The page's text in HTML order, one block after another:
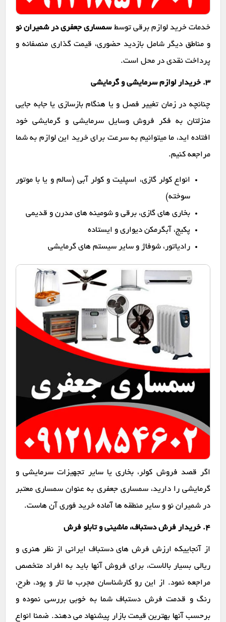
خدمات خرید لوازم برقی توسطسمساری جعفری در شمیران نو
و مناطق دیگر شامل بازدید حضوری، قیمت گذاری منصفانه و
پرداخت نقدی در محل است.
۳. خریدار لوازم سرمایشی و گرمایشی
چنانچه در زمان تغییر فصل و یا هنگام بازسازی یا جابه جایی
منزلتان به فکر فروش وسایل سرمایشی و گرمایشی خود
افتاده اید، ما میتوانیم به سرعت برای خرید این لوازم به شما
مراجعه کنیم.
انواع کولر گازی، اسپلیت و کولر آبی (سالم و یا با موتور
سوخته)
بخاری های گازی، برقی و شومینه های مدرن و قدیمی
پکیج، آبگرمکن دیواری و ایستاده
رادیاتور، شوفاژ و سایر سیستم های گرمایشی
اگر قصد فروش کولر، بخاری یا سایر تجهیزات سرمایشی و
گرمایشی را دارید، سمساری جعفری به عنوان سمساری معتبر
در شمیران نو و سایر منطقه ها آماده خرید فوری آن هاست.
۴. خریدار فرش دستباف، ماشینی و تابلو فرش
از آنجاییکه ارزش فرش های دستباف ایرانی از نظر هنری و
ریالی بسیار بالاست، برای فروش آنها باید به افراد متخصص
مراجعه نمود. از این رو کارشناسان مجرب ما تار و پود، طرح،
رنگ و قدمت فرش دستباف شما به خوبی بررسی نموده و
برحسب آنها بهترین قیمت بازار پیشنهاد می دهند. ضمنا انواع